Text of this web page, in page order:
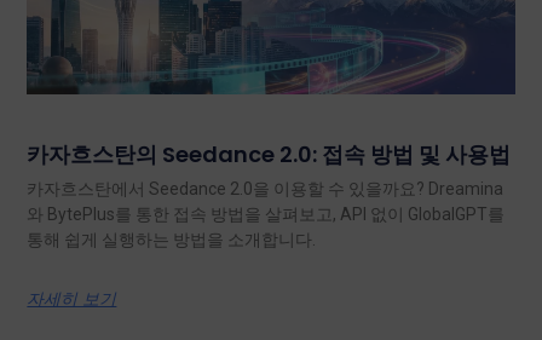
카자흐스탄의 Seedance 2.0: 접속 방법 및 사용법
카자흐스탄에서 Seedance 2.0을 이용할 수 있을까요? Dreamina
와 BytePlus를 통한 접속 방법을 살펴보고, API 없이 GlobalGPT를
통해 쉽게 실행하는 방법을 소개합니다.
자세히 보기